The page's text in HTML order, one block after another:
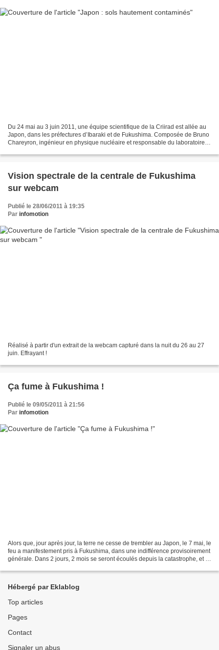
Du 24 mai au 3 juin 2011, une équipe scientifique de la Criirad est allée au
Japon, dans les préfectures d’Ibaraki et de Fukushima. Composée de Bruno
Chareyron, ingénieur en physique nucléaire et responsable du laboratoire
Vision spectrale de la centrale de Fukushima
sur webcam
Publié le 28/06/2011 à 19:35
Par infomotion
Réalisé à partir d'un extrait de la webcam capturé dans la nuit du 26 au 27
juin. Effrayant !
Ça fume à Fukushima !
Publié le 09/05/2011 à 21:56
Par infomotion
Alors que, jour après jour, la terre ne cesse de trembler au Japon, le 7 mai, le
feu a manifestement pris à Fukushima, dans une indifférence provisoirement
générale. Dans 2 jours, 2 mois se seront écoulés depuis la catastrophe, et il
Hébergé par Eklablog
Top articles
Pages
Contact
Signaler un abus